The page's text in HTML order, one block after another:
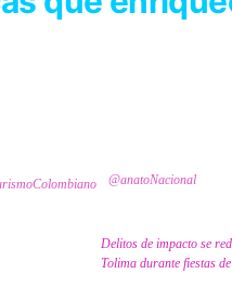
@anatoNacional
Delitos de impacto se
Tolima durante fiestas